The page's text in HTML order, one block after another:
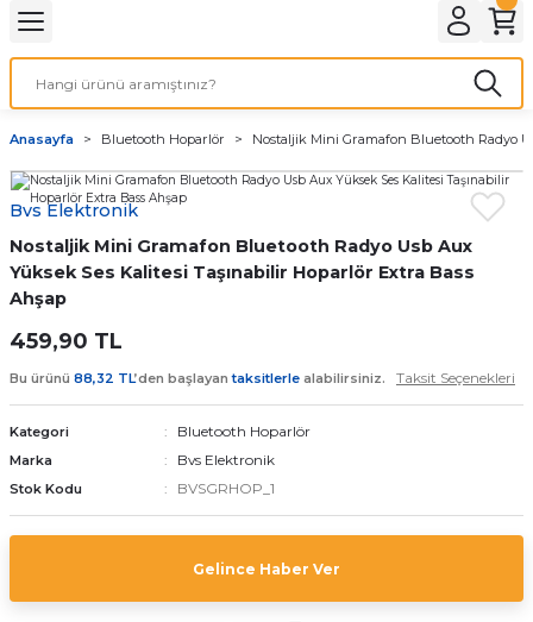
Anasayfa Bluetooth Hoparlör Nostaljik Mini Gramafon Bluetooth Radyo
Bvs Elektronik
Nostaljik Mini Gramafon Bluetooth Radyo Usb Aux
Yüksek Ses Kalitesi Taşınabilir Hoparlör Extra Bass
Ahşap
459,90 TL
Bu ürünü 88,32 TL’den başlayantaksitlerle alabilirsiniz. Taksit Seçenekleri
Kategori Bluetooth Hoparlör
Marka Bvs Elektronik
Stok Kodu BVSGRHOP_1
Gelince Haber Ver